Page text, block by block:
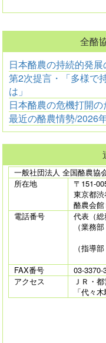
全酪
日本酪農の持続的発
第2次提言・「多様で
は」
日本酪農の危機打開
最近の酪農情勢/2026
一般社団法人 全国酪農協
所在地
〒151-
東京都
酪農会
電話番号
代表（総
（業務
：
（指導
：
FAX番号
03-3370-
アクセス
ＪＲ・
「代々